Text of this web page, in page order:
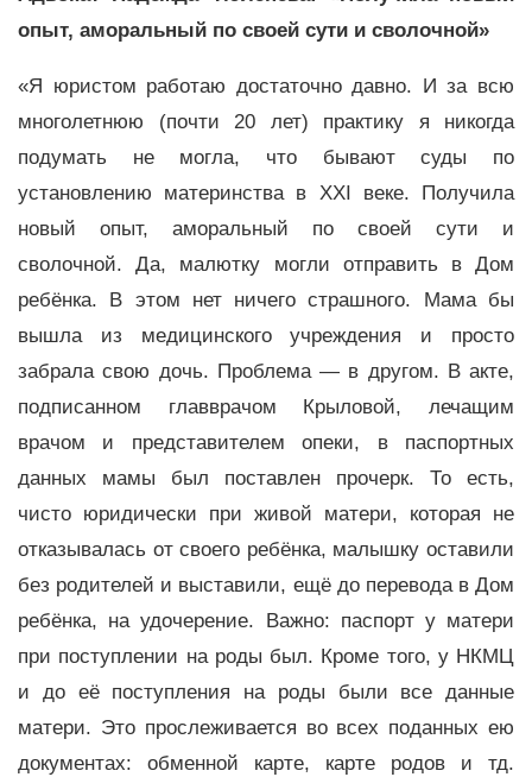
опыт, аморальный по своей сути и сволочной»
«Я юристом работаю достаточно давно. И за всю
многолетнюю (почти 20 лет) практику я никогда
подумать не могла, что бывают суды по
установлению материнства в XXI веке. Получила
новый опыт, аморальный по своей сути и
сволочной. Да, малютку могли отправить в Дом
ребёнка. В этом нет ничего страшного. Мама бы
вышла из медицинского учреждения и просто
забрала свою дочь. Проблема — в другом. В акте,
подписанном главврачом Крыловой, лечащим
врачом и представителем опеки, в паспортных
данных мамы был поставлен прочерк. То есть,
чисто юридически при живой матери, которая не
отказывалась от своего ребёнка, малышку оставили
без родителей и выставили, ещё до перевода в Дом
ребёнка, на удочерение. Важно: паспорт у матери
при поступлении на роды был. Кроме того, у НКМЦ
и до её поступления на роды были все данные
матери. Это прослеживается во всех поданных ею
документах: обменной карте, карте родов и тд.